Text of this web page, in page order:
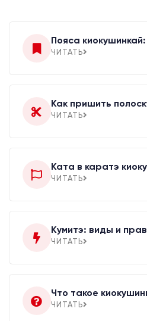
Пояса
ЧИТАТЬ
Как пришить
ЧИТАТЬ
Ката в каратэ
ЧИТАТЬ
Кумитэ: виды и
ЧИТАТЬ
Что такое
ЧИТАТЬ